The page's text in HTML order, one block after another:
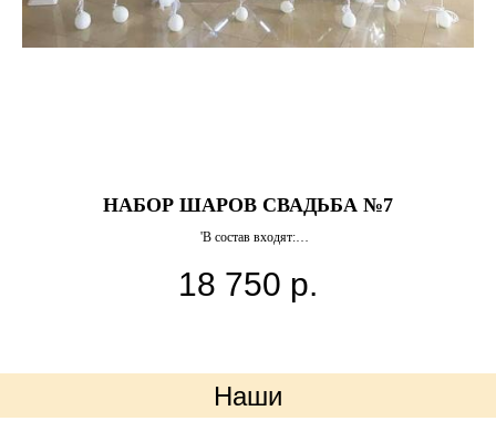
НАБОР ШАРОВ СВАДЬБА №7
'В состав входят:
18 750 р.
Наши